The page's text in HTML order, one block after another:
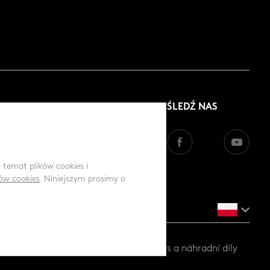
ŚLEDŹ NAS
- servis a náhradní díly
temat plików cookies i
cookies. Niniejszym prosimy o